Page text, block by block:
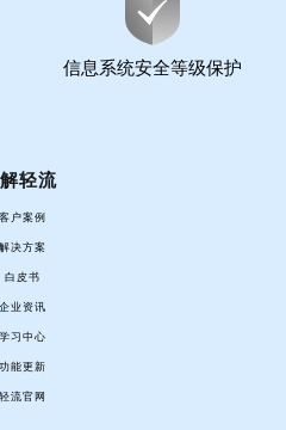
信息系统安全等级保护
轻流
客户案例
解决方案
白皮书
企业资讯
学习中心
功能更新
轻流官网